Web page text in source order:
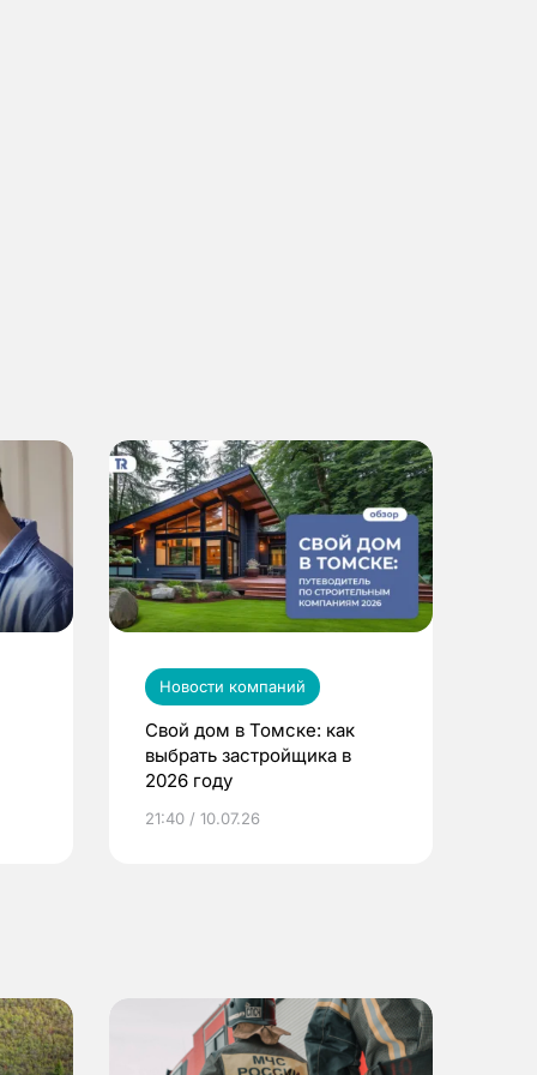
Новости компаний
Свой дом в Томске: как
выбрать застройщика в
2026 году
21:40 / 10.07.26